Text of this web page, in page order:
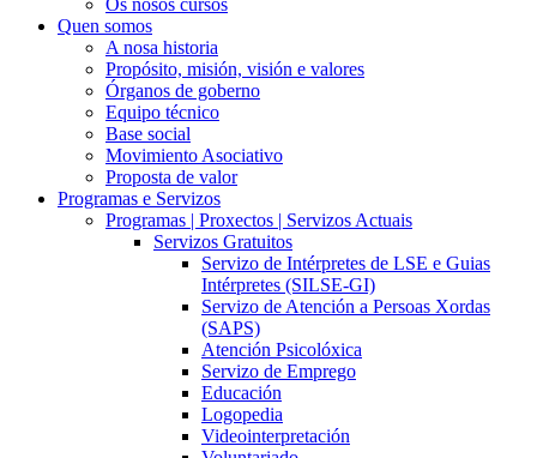
Os nosos cursos
Quen somos
A nosa historia
Propósito, misión, visión e valores
Órganos de goberno
Equipo técnico
Base social
Movimiento Asociativo
Proposta de valor
Programas e Servizos
Programas | Proxectos | Servizos Actuais
Servizos Gratuitos
Servizo de Intérpretes de LSE e Guias
Intérpretes (SILSE-GI)
Servizo de Atención a Persoas Xordas
(SAPS)
Atención Psicolóxica
Servizo de Emprego
Educación
Logopedia
Videointerpretación